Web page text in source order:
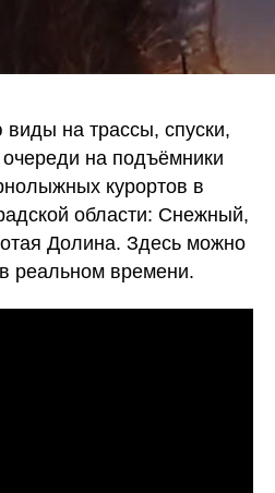
на трассы, спуски,
на подъёмники
курортов в
области: Снежный,
Долина. Здесь можно
реальном времени.